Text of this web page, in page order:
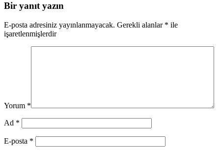
Bir yanıt yazın
E-posta adresiniz yayınlanmayacak. Gerekli alanlar * ile
işaretlenmişlerdir
Yorum *
Ad *
E-posta *